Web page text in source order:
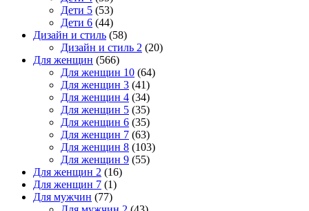
Дети 5 (53)
Дети 6 (44)
Дизайн и стиль (58)
Дизайн и стиль 2 (20)
Для женщин (566)
Для женщин 10 (64)
Для женщин 3 (41)
Для женщин 4 (34)
Для женщин 5 (35)
Для женщин 6 (35)
Для женщин 7 (63)
Для женщин 8 (103)
Для женщин 9 (55)
Для женщин 2 (16)
Для женщин 7 (1)
Для мужчин (77)